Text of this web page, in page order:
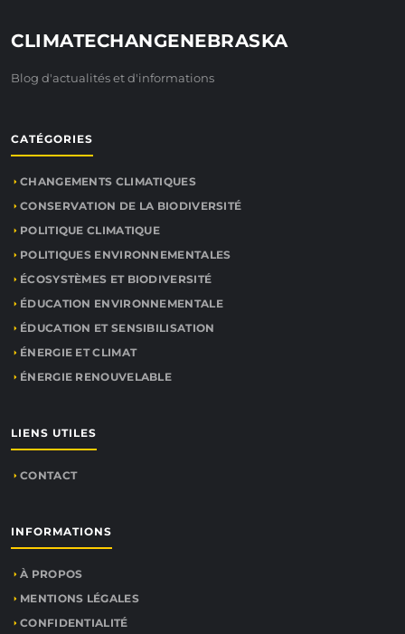
CLIMATECHANGENEBRASKA
Blog d'actualités et d'informations
CATÉGORIES
CHANGEMENTS CLIMATIQUES
CONSERVATION DE LA BIODIVERSITÉ
POLITIQUE CLIMATIQUE
POLITIQUES ENVIRONNEMENTALES
ÉCOSYSTÈMES ET BIODIVERSITÉ
ÉDUCATION ENVIRONNEMENTALE
ÉDUCATION ET SENSIBILISATION
ÉNERGIE ET CLIMAT
ÉNERGIE RENOUVELABLE
LIENS UTILES
CONTACT
INFORMATIONS
À PROPOS
MENTIONS LÉGALES
CONFIDENTIALITÉ